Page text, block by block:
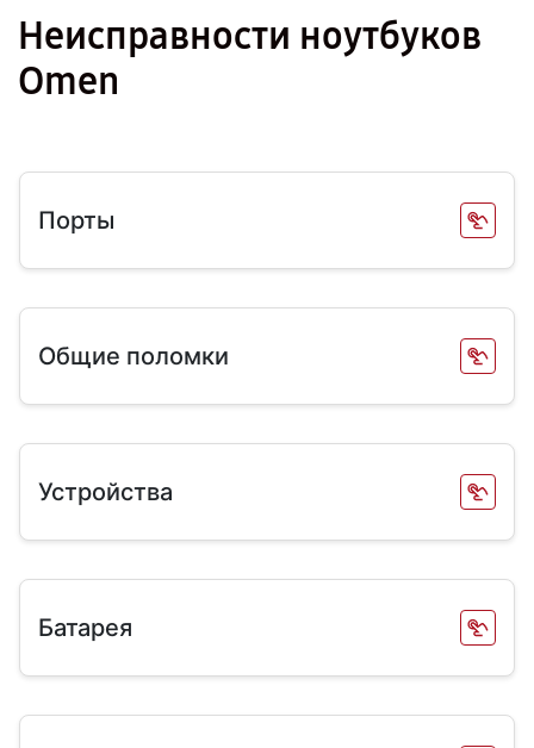
Неисправности ноутбуков
Omen
Порты
Общие поломки
Устройства
Батарея